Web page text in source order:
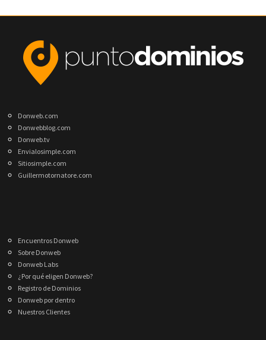
Donweb.com
Donwebblog.com
Donweb.tv
Envialosimple.com
Sitiosimple.com
Guillermotornatore.com
Encuentros Donweb
Sobre Donweb
Donweb Labs
¿Por qué eligen Donweb?
Registro de Dominios
Donweb por dentro
Nuestros Clientes